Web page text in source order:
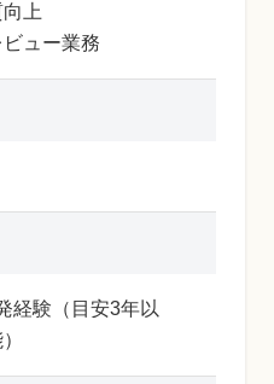
上
ビュー業務
経験（目安3年以